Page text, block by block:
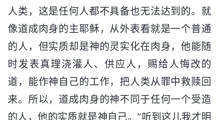
人类，这是任何人都不具备也无法达到的。就
像道成肉身的主耶稣，从外表看就是一个普通
的人，但实质却是神的灵实化在肉身，他能随
时发表真理浇灌人、供应人，赐给人悔改的
道，能作神自己的工作，把人类从罪中救赎回
来。所以，道成肉身的神不同于任何一个受造
的人，他的实质就是神自己。”听到这儿我才明